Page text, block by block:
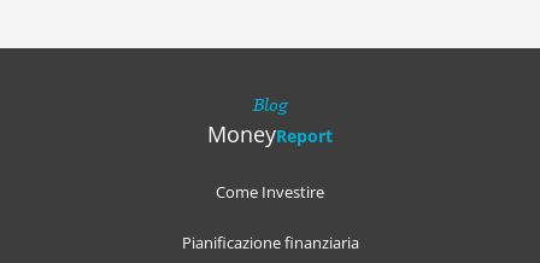
Blog
MoneyReport
Come Investire
Pianificazione finanziaria